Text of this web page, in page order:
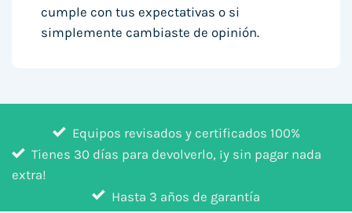
cumple con tus expectativas o si
simplemente cambiaste de opinión.
Equipos revisados y certificados 100%
Tienes 30 días para devolverlo, ¡y sin pagar nada
extra!
Hasta 3 años de garantía